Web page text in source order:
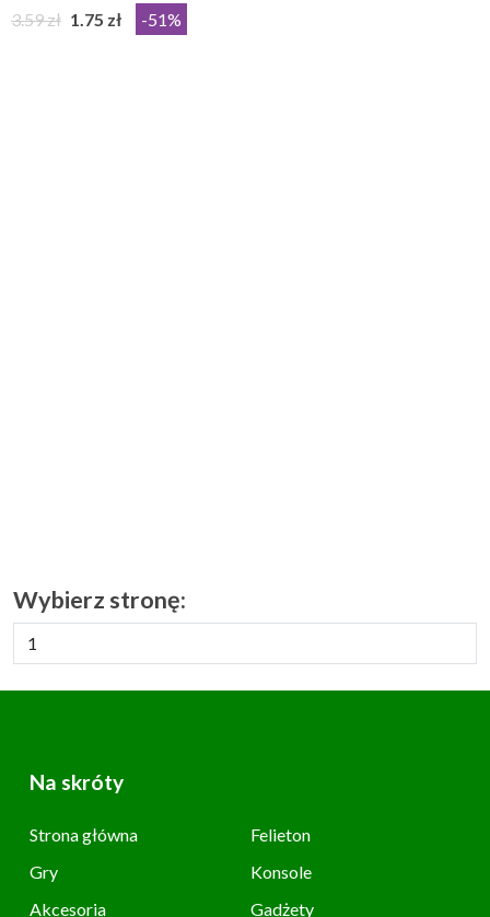
3.59 zł 1.75 zł -51%
Wybierz stronę:
Na skróty
Strona główna
Felieton
Gry
Konsole
Akcesoria
Gadżety